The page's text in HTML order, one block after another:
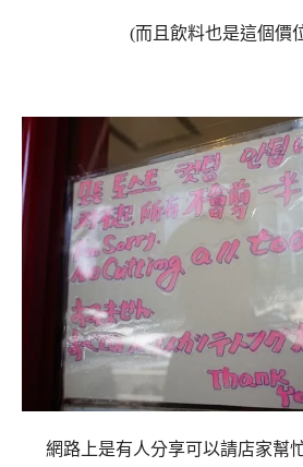
(而且飲料也是這個價
網路上是有人分享可以請店家幫